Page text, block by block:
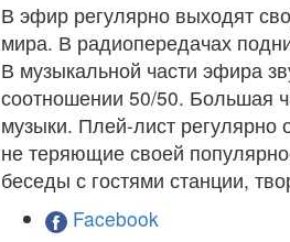
В эфир регулярно выходят
мира. В радиопередачах
В музыкальной части эфира
соотношении 50/50. Большая
музыки. Плей-лист регулярно
не теряющие своей
беседы с гостями станции,
Facebook